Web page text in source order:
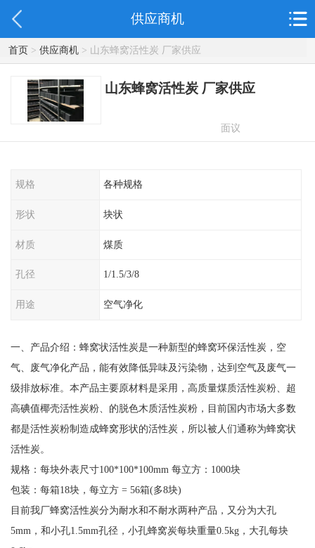
供应商机
首页> 供应商机> 山东蜂窝活性炭 厂家供应
山东蜂窝活性炭 厂家供应
面议
规格 各种规格
形状 块状
材质 煤质
孔径 1/1.5/3/8
用途 空气净化
一、产品介绍：蜂窝状活性炭是一种新型的蜂窝环保活性炭，空
气、废气净化产品，能有效降低异味及污染物，达到空气及废气一
级排放标准。本产品主要原材料是采用，高质量煤质活性炭粉、超
高碘值椰壳活性炭粉、的脱色木质活性炭粉，目前国内市场大多数
都是活性炭粉制造成蜂窝形状的活性炭，所以被人们通称为蜂窝状
活性炭。
规格：每块外表尺寸100*100*100mm 每立方：1000块
包装：每箱18块，每立方 = 56箱(多8块)
目前我厂蜂窝活性炭分为耐水和不耐水两种产品，又分为大孔
5mm，和小孔1.5mm孔径，小孔蜂窝炭每块重量0.5kg，大孔每块